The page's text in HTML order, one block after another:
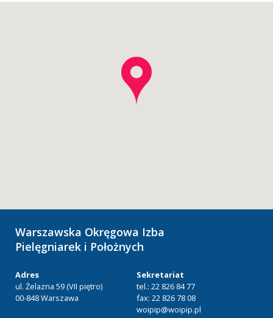
Warszawska Okręgowa Izba
Pielęgniarek i Położnych
Adres
ul. Żelazna 59 (VII piętro)
00-848 Warszawa
Sekretariat
tel.: 22 826 84 77
fax: 22 826 78 08
woipip@woipip.pl